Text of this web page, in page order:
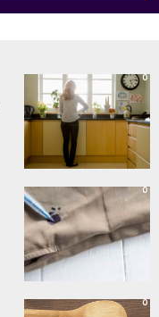
0
0
0